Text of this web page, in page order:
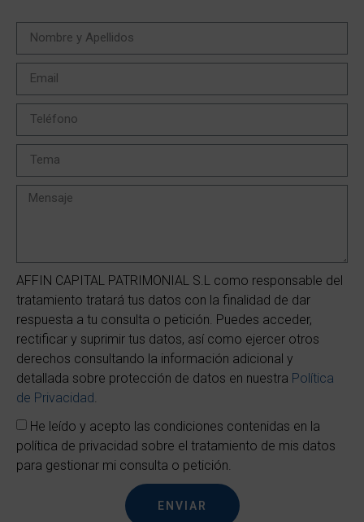
AFFIN CAPITAL PATRIMONIAL S.L como responsable del
tratamiento tratará tus datos con la finalidad de dar
respuesta a tu consulta o petición. Puedes acceder,
rectificar y suprimir tus datos, así como ejercer otros
derechos consultando la información adicional y
detallada sobre protección de datos en nuestra Política
de Privacidad
He leído y acepto las condiciones contenidas en la
política de privacidad sobre el tratamiento de mis datos
para gestionar mi consulta o petición.
ENVIAR